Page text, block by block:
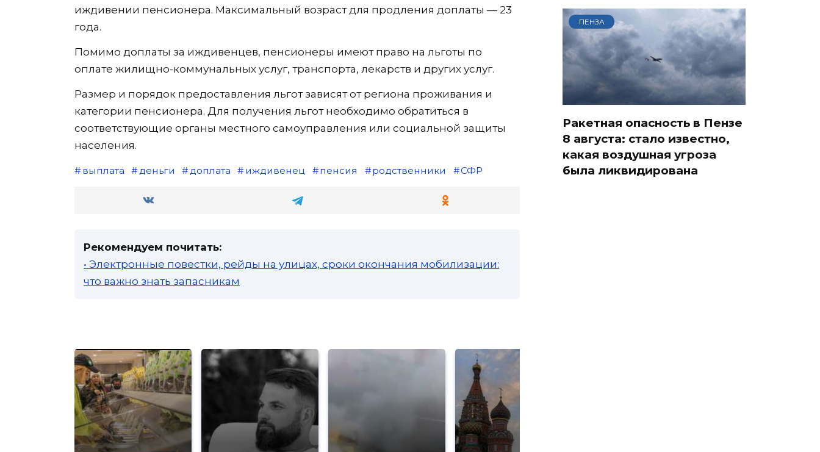
иждивении пенсионера. Максимальный возраст для продления доплаты — 23
года.
Помимо доплаты за иждивенцев, пенсионеры имеют право на льготы по
оплате жилищно-коммунальных услуг, транспорта, лекарств и других услуг.
Размер и порядок предоставления льгот зависят от региона проживания и
категории пенсионера. Для получения льгот необходимо обратиться в
соответствующие органы местного самоуправления или социальной защиты
населения.
выплата деньги доплата иждивенец пенсия родственники СФР
Рекомендуем почитать:
• Электронные повестки, рейды на улицах, сроки окончания мобилизации:
что важно знать запасникам
ПЕНЗА
Ракетная опасность в Пензе
8 августа: стало известно,
какая воздушная угроза
была ликвидирована